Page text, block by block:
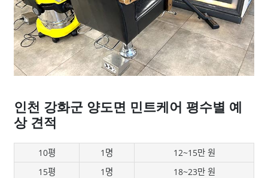
인천 강화군 양도면 민트케어 평수별 예
상 견적
10평 1명
12~15만 원
15평
1명
18~23만 원